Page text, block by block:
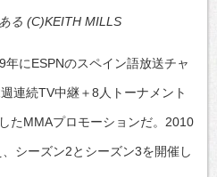
る (C)KEITH MILLS
にESPNのスペイン語放送チャ
連続TV中継＋8人トーナメント
たMMAプロモーションだ。2010
シーズン2とシーズン3を開催し